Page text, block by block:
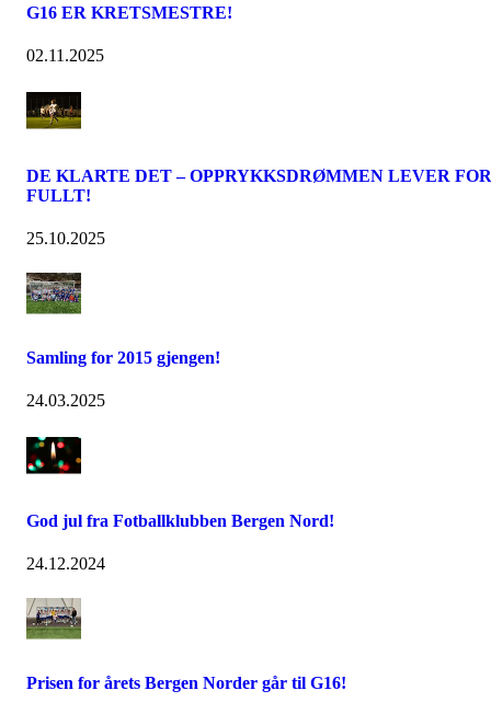
G16 ER KRETSMESTRE!
02.11.2025
DE KLARTE DET – OPPRYKKSDRØMMEN LEVER FOR
FULLT!
25.10.2025
Samling for 2015 gjengen!
24.03.2025
God jul fra Fotballklubben Bergen Nord!
24.12.2024
Prisen for årets Bergen Norder går til G16!